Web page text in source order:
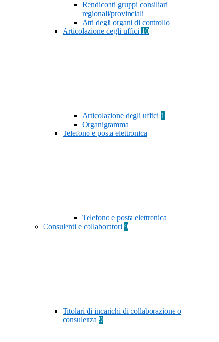
Rendiconti gruppi consiliari
regionali/provinciali
Atti degli organi di controllo
Articolazione degli uffici 10
Articolazione degli uffici 1
Organigramma
Telefono e posta elettronica
Telefono e posta elettronica
Consulenti e collaboratori 9
Titolari di incarichi di collaborazione o
consulenza 9